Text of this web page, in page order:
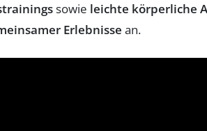
sowie leichte körperliche
Erlebnisse an.